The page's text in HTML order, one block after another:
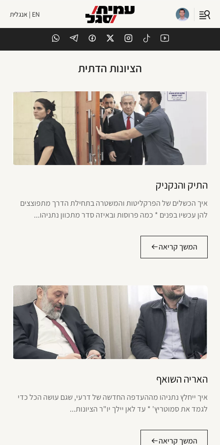
EN | אנגלית
הציונות הדתית
התיק והנקניק
איך הכשלים של הפרקליטות והמשטרה בתחילת הדרך מתפוצצים
להן עכשיו בפנים * כמה פרוסות ובאיזה סדר מתכוון נתניהו...
המשך קריאה
האריה השואף
איך ייחלץ נתניהו מההעדפה החדשה של דרעי, שגם עושה הכל כדי
לגמד את סמוטריץ' * עד לאן יילך יו"ר הציונות...
המשך קריאה